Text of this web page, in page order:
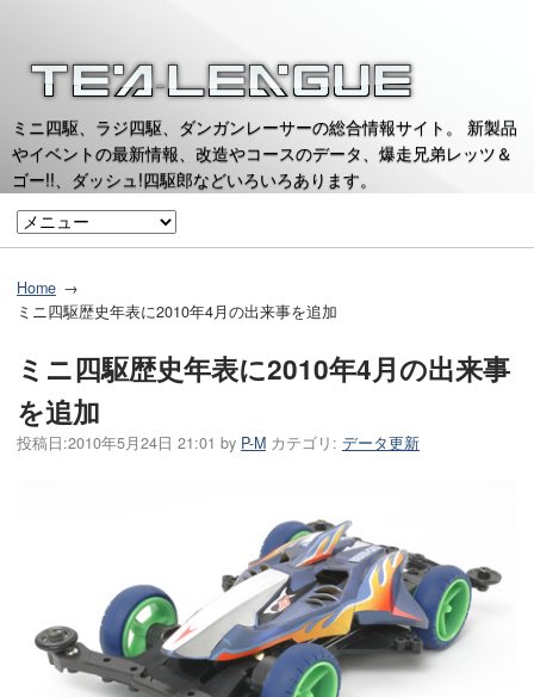
ミニ四駆、ラジ四駆、ダンガンレーサーの総合情報サイト。 新製品
やイベントの最新情報、改造やコースのデータ、爆走兄弟レッツ＆
ゴー!!、ダッシュ!四駆郎などいろいろあります。
Home
ミニ四駆歴史年表に2010年4月の出来事を追加
ミニ四駆歴史年表に2010年4月の出来事
を追加
投稿日:2010年5月24日 21:01 by P-M カテゴリ: データ更新